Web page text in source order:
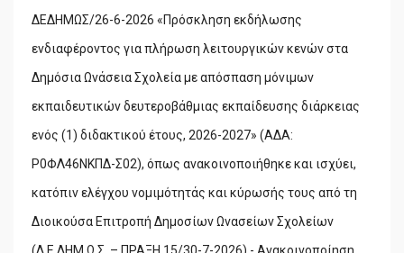
ΔΕΔΗΜΩΣ/26-6-2026 «Πρόσκληση εκδήλωσης
ενδιαφέροντος για πλήρωση λειτουργικών κενών στα
Δημόσια Ωνάσεια Σχολεία με απόσπαση μόνιμων
εκπαιδευτικών δευτεροβάθμιας εκπαίδευσης διάρκειας
ενός (1) διδακτικού έτους, 2026-2027» (ΑΔΑ:
Ρ0ΦΛ46ΝΚΠΔ-Σ02), όπως ανακοινοποιήθηκε και ισχύει,
κατόπιν ελέγχου νομιμότητάς και κύρωσής τους από τη
Διοικούσα Επιτροπή Δημοσίων Ωνασείων Σχολείων